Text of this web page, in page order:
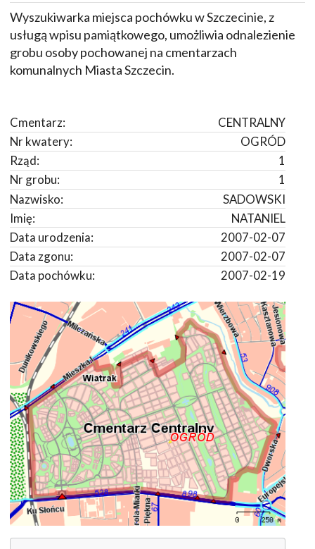
Wyszukiwarka miejsca pochówku w Szczecinie, z
usługą wpisu pamiątkowego, umożliwia odnalezienie
grobu osoby pochowanej na cmentarzach
komunalnych Miasta Szczecin.
CENTRALNY
Cmentarz:
OGRÓD
Nr kwatery:
1
Rząd:
1
Nr grobu:
SADOWSKI
Nazwisko:
NATANIEL
Imię:
2007-02-07
Data urodzenia:
2007-02-07
Data zgonu:
2007-02-19
Data pochówku: